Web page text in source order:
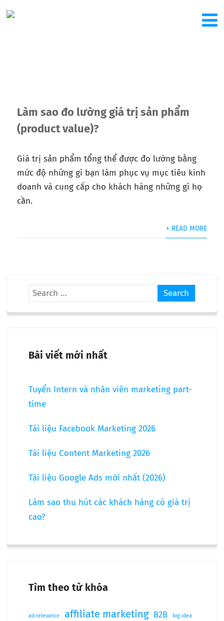
Làm sao đo lường giá trị sản phẩm
(product value)?
Giá trị sản phẩm tổng thể được đo lường bằng
mức độ những gì bạn làm phục vụ mục tiêu kinh
doanh và cung cấp cho khách hàng những gì họ
cần.
+ READ MORE
Bài viết mới nhất
Tuyển Intern và nhân viên marketing part-
time
Tài liệu Facebook Marketing 2026
Tài liệu Content Marketing 2026
Tài liệu Google Ads mới nhất (2026)
Làm sao thu hút các khách hàng có giá trị
cao?
Tìm theo từ khóa
ad relevance affiliate marketing B2B big idea